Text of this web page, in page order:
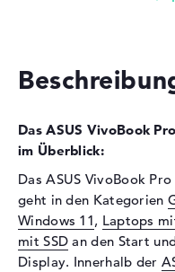
Schnittstelle
Laufwerks-Typ
Display
Display-Typ
Max. Auflösung
Bildwiederholrate
Das ASUS VivoBook
im Überblick:
Das ASUS VivoBook
geht in den Kategorien
Windows 11, Laptops
mit SSD an den Start
Display. Innerhalb der